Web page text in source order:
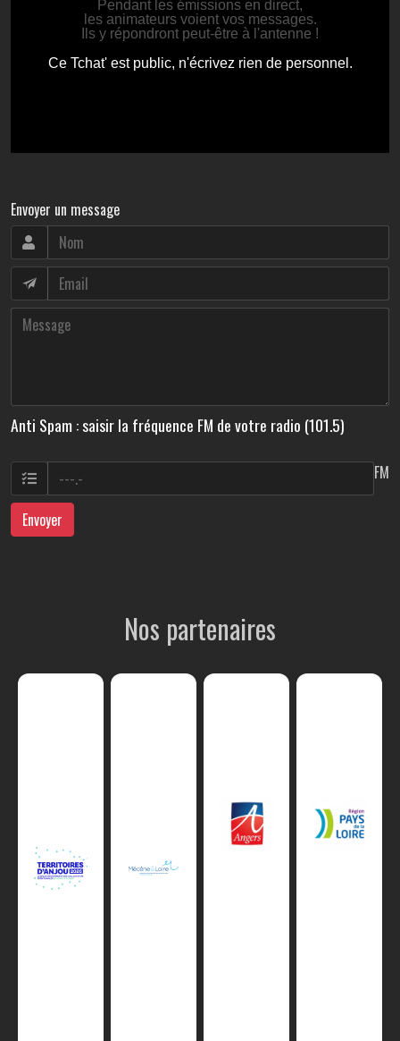
Envoyer un message
Anti Spam : saisir la fréquence FM de votre radio (101.5)
FM
Envoyer
Nos partenaires